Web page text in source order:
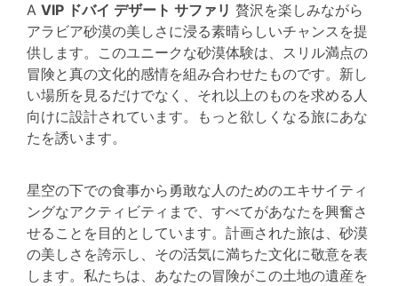
A VIP ドバイ デザート サファリ 贅沢を楽しみながら
アラビア砂漠の美しさに浸る素晴らしいチャンスを提
供します。このユニークな砂漠体験は、スリル満点の
冒険と真の文化的感情を組み合わせたものです。新し
い場所を見るだけでなく、それ以上のものを求める人
向けに設計されています。もっと欲しくなる旅にあな
たを誘います。
星空の下での食事から勇敢な人のためのエキサイティ
ングなアクティビティまで、すべてがあなたを興奮さ
せることを目的としています。計画された旅は、砂漠
の美しさを誇示し、その活気に満ちた文化に敬意を表
します。私たちは、あなたの冒険がこの土地の遺産を